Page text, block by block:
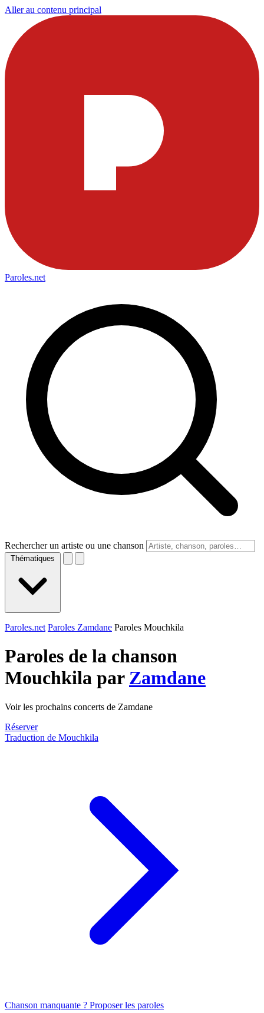
Aller au contenu principal
Paroles.net
Rechercher un artiste ou une chanson
Thématiques
Paroles.net Paroles Zamdane Paroles Mouchkila
Paroles de la chanson
Mouchkila par Zamdane
Voir les prochains concerts de Zamdane
Réserver
Traduction de Mouchkila
Chanson manquante ? Proposer les paroles